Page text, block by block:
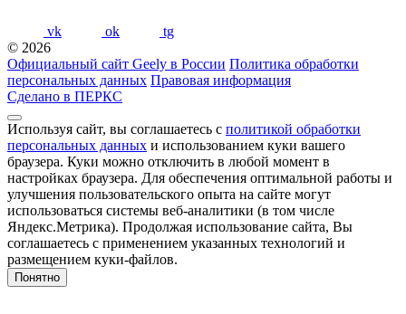
vk ok
tg
© 2026
Официальный сайт Geely в России Политика обработки
персональных данных Правовая информация
Сделано в ПЕРКС
Используя сайт, вы соглашаетесь с политикой обработки
персональных данных и использованием куки вашего
браузера. Куки можно отключить в любой момент в
настройках браузера. Для обеспечения оптимальной работы и
улучшения пользовательского опыта на сайте могут
использоваться системы веб-аналитики (в том числе
Яндекс.Метрика). Продолжая использование сайта, Вы
соглашаетесь с применением указанных технологий и
размещением куки-файлов.
Понятно